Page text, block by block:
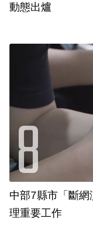
動態出爐
中部7縣市「斷網
理重要工作